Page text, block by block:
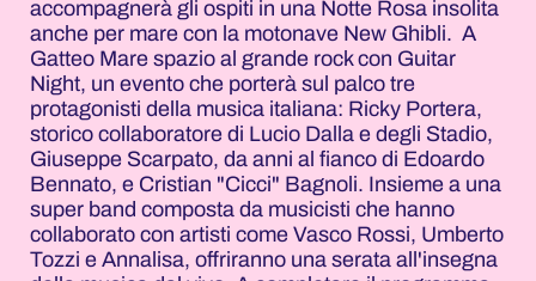
accompagnerà gli ospiti in una Notte Rosa insolita
anche per mare con la motonave New Ghibli. A
Gatteo Mare spazio al grande rock con Guitar
Night, un evento che porterà sul palco tre
protagonisti della musica italiana: Ricky Portera,
storico collaboratore di Lucio Dalla e degli Stadio,
Giuseppe Scarpato, da anni al fianco di Edoardo
Bennato, e Cristian "Cicci" Bagnoli. Insieme a una
super band composta da musicisti che hanno
collaborato con artisti come Vasco Rossi, Umberto
Tozzi e Annalisa, offriranno una serata all'insegna